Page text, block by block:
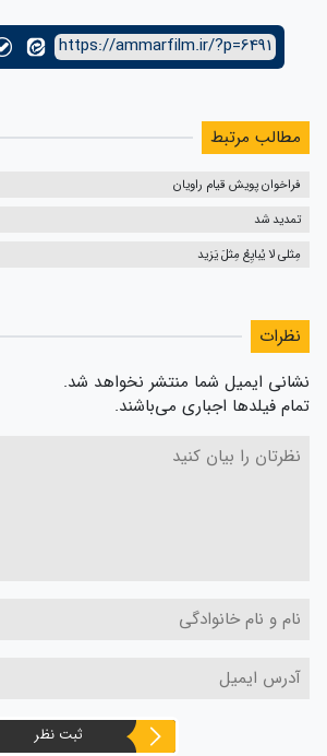
https://ammarfilm.ir/?p=6491
مطالب مرتبط
فراخوان پویش قیام راویان
تمدید شد
مِثلی لا یُبایِعُ مِثلَ یَزید
نظرات
نشانی ایمیل شما منتشر نخواهد شد.
تمام فیلدها اجباری می‌باشند.
ثبت نظر